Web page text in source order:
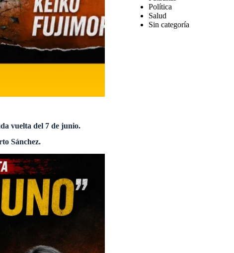
vuelta del 7 de junio.
Sánchez.
Política
Salud
Sin categoría